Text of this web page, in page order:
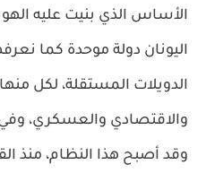
الأساس الذي بنيت عليه
اليونان دولة موحدة كما
الدويلات المستقلة، لكل
والاقتصادي والعسكري،
وقد أصبح هذا النظام، منذ